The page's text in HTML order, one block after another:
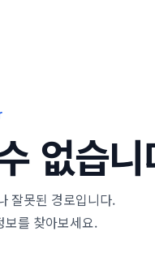
없습
잘못된 경로입니다.
보를 찾아보세요.